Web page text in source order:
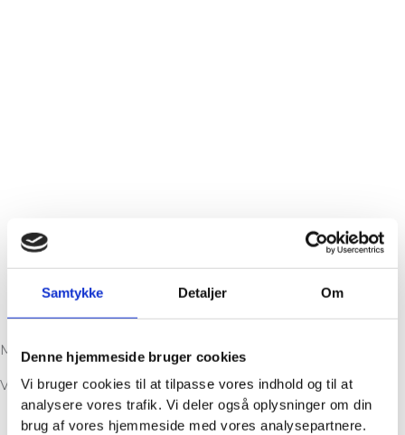
Samtykke Detaljer Om
Denne hjemmeside bruger cookies
Vi bruger cookies til at tilpasse vores indhold og til at
analysere vores trafik. Vi deler også oplysninger om din
brug af vores hjemmeside med vores analysepartnere.
Med garanti
Vi er medlem af Tekniqs garantiordning.